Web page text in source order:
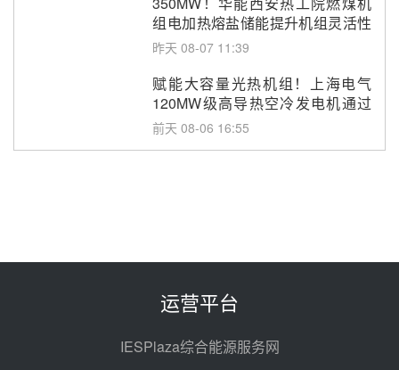
组电加热熔盐储能提升机组灵活性
改造项目初步设计第三方评审服务
昨天 08-07 11:39
赋能大容量光热机组！上海电气
120MW级高导热空冷发电机通过
型式试验
前天 08-06 16:55
100MW光工程性能试验采购
光热示范电站二列蒸汽发生器设备
运营平台
IESPlaza综合能源服务网